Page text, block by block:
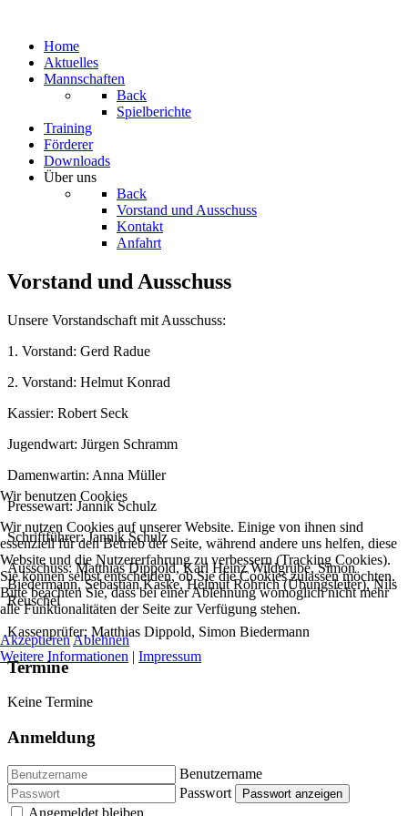
Home
Aktuelles
Mannschaften
Back
Spielberichte
Training
Förderer
Downloads
Über uns
Back
Vorstand und Ausschuss
Kontakt
Anfahrt
Vorstand und Ausschuss
Unsere Vorstandschaft mit Ausschuss:
1. Vorstand: Gerd Radue
2. Vorstand: Helmut Konrad
Kassier: Robert Seck
Jugendwart: Jürgen Schramm
Damenwartin: Anna Müller
Pressewart: Jannik Schulz
Schriftführer: Jannik Schulz
Ausschuss: Matthias Dippold, Karl Heinz Wildgrube, Simon
Biedermann, Sebastian Kaske, Helmut Röhrich (Übungsleiter), Nils
Reuschel
Kassenprüfer: Matthias Dippold, Simon Biedermann
Termine
Keine Termine
Anmeldung
Benutzername
Passwort
Passwort anzeigen
Angemeldet bleiben
Wir benutzen Cookies
Wir nutzen Cookies auf unserer Website. Einige von ihnen sind
essenziell für den Betrieb der Seite, während andere uns helfen, diese
Website und die Nutzererfahrung zu verbessern (Tracking Cookies).
Sie können selbst entscheiden, ob Sie die Cookies zulassen möchten.
Bitte beachten Sie, dass bei einer Ablehnung womöglich nicht mehr
alle Funktionalitäten der Seite zur Verfügung stehen.
AkzeptierenAblehnen
Weitere Informationen | Impressum